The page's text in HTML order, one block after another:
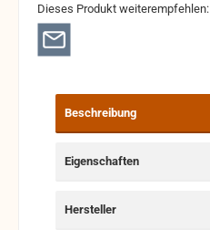
Dieses Produkt weiterempfehlen:
Beschreibung
Eigenschaften
Hersteller